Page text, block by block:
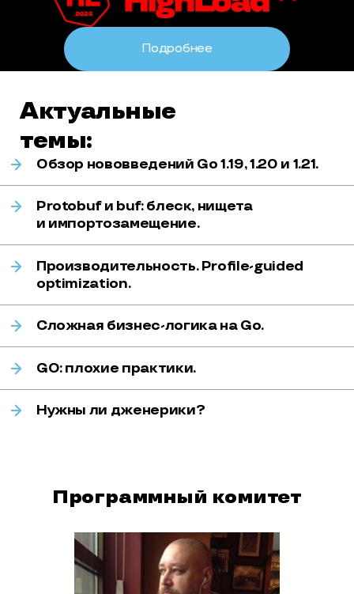
Подробнее
Актуальные
темы:
Обзор нововведений Go 1.19, 1.20 и 1.21.
Protobuf и buf: блеск, нищета
и импортозамещение.
Производительность. Profile-guided
optimization.
Сложная бизнес-логика на Go.
GO: плохие практики.
Нужны ли дженерики?
Программный комитет